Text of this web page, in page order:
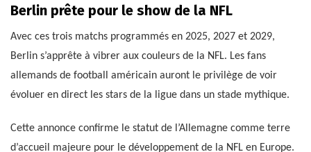
Berlin prête pour le show de la NFL
Avec ces trois matchs programmés en 2025, 2027 et 2029,
Berlin s’apprête à vibrer aux couleurs de la NFL. Les fans
allemands de football américain auront le privilège de voir
évoluer en direct les stars de la ligue dans un stade mythique.
Cette annonce confirme le statut de l’Allemagne comme terre
d’accueil majeure pour le développement de la NFL en Europe.